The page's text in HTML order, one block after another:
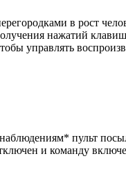
в рост
нажатий
управлять
пульт
и команду